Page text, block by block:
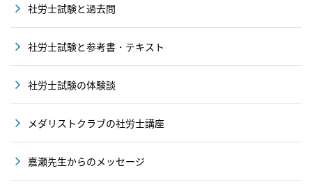
社労士試験と過去問
社労士試験と参考書・テキスト
社労士試験の体験談
メダリストクラブの社労士講座
嘉瀬先生からのメッセージ